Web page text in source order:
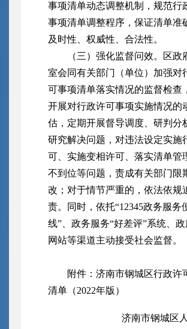
事项清单动态调整机制，规范行
事项清单调整程序，保证清单准
及时性、权威性、合法性。
（三）强化监督问效。区政
室会同有关部门（单位）加强对
可事项清单落实情况的监督检查
开展对行政许可事项实施情况的
估，定期开展督导调度、研判分
研究解决问题，对违法设定实施
可、实施变相许可、落实清单管
不到位等问题，责成有关部门限
改；对于情节严重的，依法依规
责。同时，依托“12345政务服务
线”、政务服务“好差评”系统、
网站等渠道主动接受社会监督。
附件：济南市钢城区行政许
清单（2022年版）
济南市钢城区